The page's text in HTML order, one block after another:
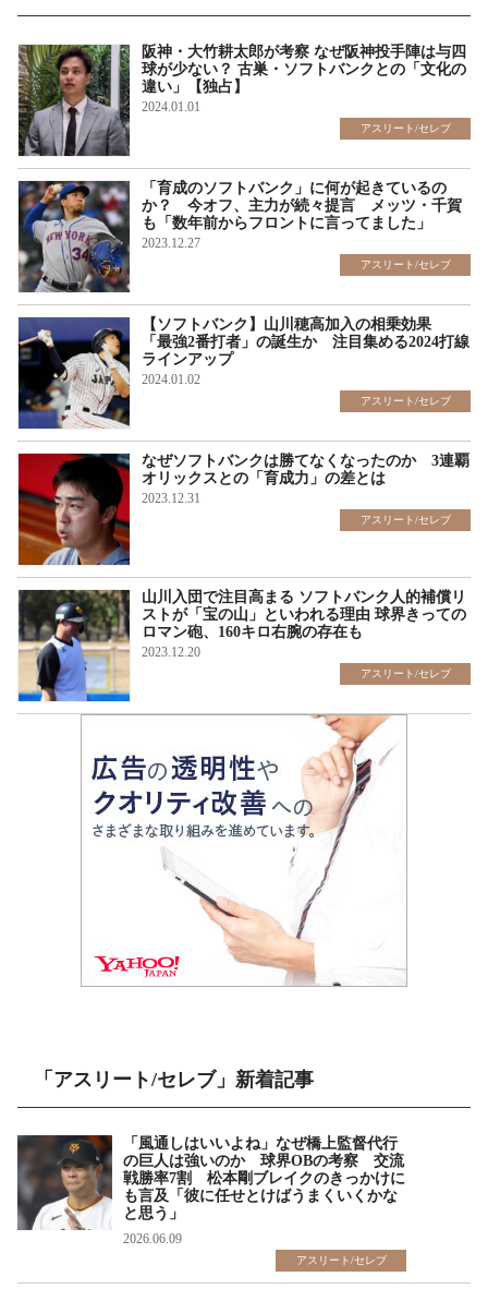
阪神・大竹耕太郎が考察 なぜ阪神投手陣は与四
球が少ない？ 古巣・ソフトバンクとの「文化の
違い」【独占】
2024.01.01
アスリート/セレブ
「育成のソフトバンク」に何が起きているの
か？ 今オフ、主力が続々提言 メッツ・千賀
も「数年前からフロントに言ってました」
2023.12.27
アスリート/セレブ
【ソフトバンク】山川穂高加入の相乗効果
「最強2番打者」の誕生か 注目集める2024打線
ラインアップ
2024.01.02
アスリート/セレブ
なぜソフトバンクは勝てなくなったのか 3連覇
オリックスとの「育成力」の差とは
2023.12.31
アスリート/セレブ
山川入団で注目高まる ソフトバンク人的補償リ
ストが「宝の山」といわれる理由 球界きっての
ロマン砲、160キロ右腕の存在も
2023.12.20
アスリート/セレブ
「アスリート/セレブ」新着記事
「風通しはいいよね」なぜ橋上監督代行
の巨人は強いのか 球界OBの考察 交流
戦勝率7割 松本剛ブレイクのきっかけに
も言及「彼に任せとけばうまくいくかな
と思う」
2026.06.09
アスリート/セレブ